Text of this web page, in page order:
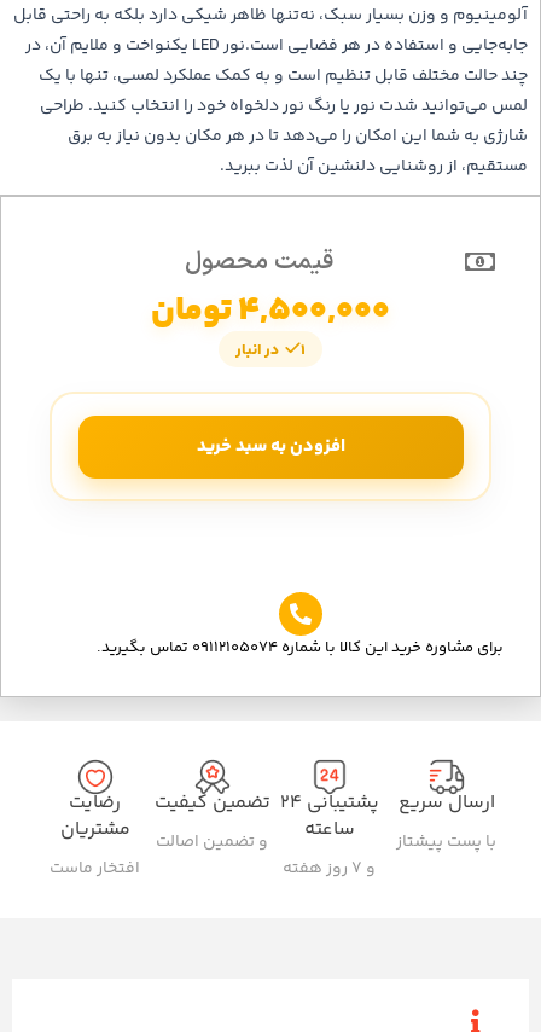
آلومینیوم و وزن بسیار سبک، نه‌تنها ظاهر شیکی دارد بلکه به راحتی قابل
جابه‌جایی و استفاده در هر فضایی است.نور LED یکنواخت و ملایم آن، در
چند حالت مختلف قابل تنظیم است و به کمک عملکرد لمسی، تنها با یک
لمس می‌توانید شدت نور یا رنگ نور دلخواه خود را انتخاب کنید. طراحی
شارژی به شما این امکان را می‌دهد تا در هر مکان بدون نیاز به برق
مستقیم، از روشنایی دلنشین آن لذت ببرید.
قیمت محصول
4,500,000تومان
1 در انبار
افزودن به سبد خرید
برای مشاوره خرید این کالا با شماره 09112105074 تماس بگیرید.
ارسال سریع
با پست پیشتاز
پشتیبانی ۲۴
ساعته
و ۷ روز هفته
تضمین کیفیت
و تضمین اصالت
رضایت
مشتریان
افتخار ماست